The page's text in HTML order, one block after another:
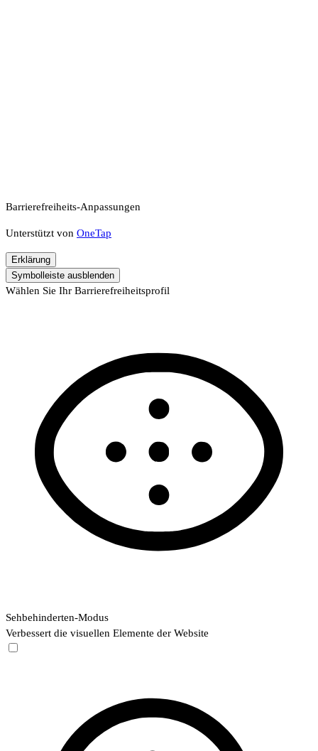
Barrierefreiheits-Anpassungen
Unterstützt von OneTap
Erklärung
Symbolleiste ausblenden
Wählen Sie Ihr Barrierefreiheitsprofil
Sehbehinderten-Modus
Verbessert die visuellen Elemente der Website